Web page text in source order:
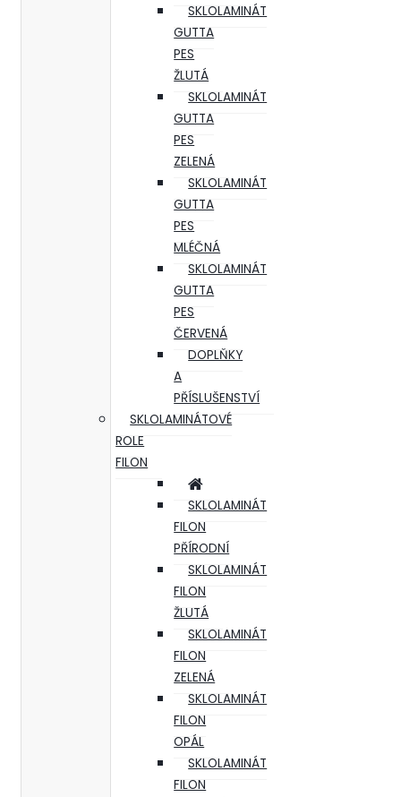
SKLOLAMINÁT
GUTTA
PES
ŽLUTÁ
SKLOLAMINÁT
GUTTA
PES
ZELENÁ
SKLOLAMINÁT
GUTTA
PES
MLÉČNÁ
SKLOLAMINÁT
GUTTA
PES
ČERVENÁ
DOPLŇKY
A
PŘÍSLUŠENSTVÍ
SKLOLAMINÁTOVÉ
ROLE
FILON
SKLOLAMINÁT
FILON
PŘÍRODNÍ
SKLOLAMINÁT
FILON
ŽLUTÁ
SKLOLAMINÁT
FILON
ZELENÁ
SKLOLAMINÁT
FILON
OPÁL
SKLOLAMINÁT
FILON